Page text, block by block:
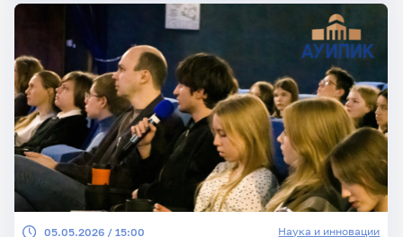
работой двух ведущих научных центров
05.05.2026 / 15:00 Наука и инновации